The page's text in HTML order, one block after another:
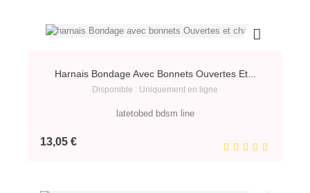
Harnais Bondage Avec Bonnets Ouvertes Et...
Disponible : Uniquement en ligne
latetobed bdsm line
13,05 €Prix